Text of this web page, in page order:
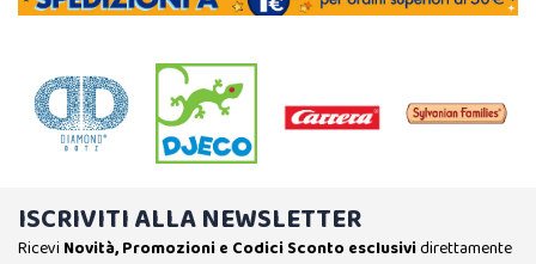
ISCRIVITI ALLA NEWSLETTER
Ricevi Novità, Promozioni e Codici Sconto esclusividirettamente